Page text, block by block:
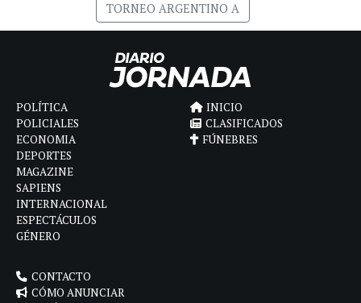
TORNEO ARGENTINO A
POLÍTICA
POLICIALES
ECONOMIA
DEPORTES
MAGAZINE
SAPIENS
INTERNACIONAL
ESPECTÁCULOS
GÉNERO
INICIO
CLASIFICADOS
FÚNEBRES
CONTACTO
CÓMO ANUNCIAR